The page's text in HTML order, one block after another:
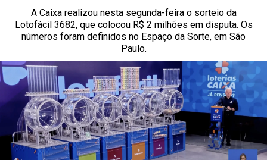
A Caixa realizou nesta segunda-feira o sorteio da
Lotofácil 3682, que colocou R$ 2 milhões em disputa. Os
números foram definidos no Espaço da Sorte, em São
Paulo.